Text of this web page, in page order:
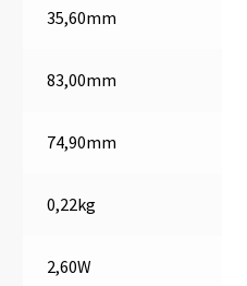
35,60mm
83,00mm
74,90mm
0,22kg
2,60W